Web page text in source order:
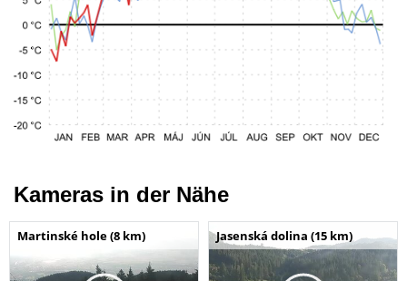
Kameras in der Nähe
Martinské hole (8 km) Jasenská dolina (15 km)